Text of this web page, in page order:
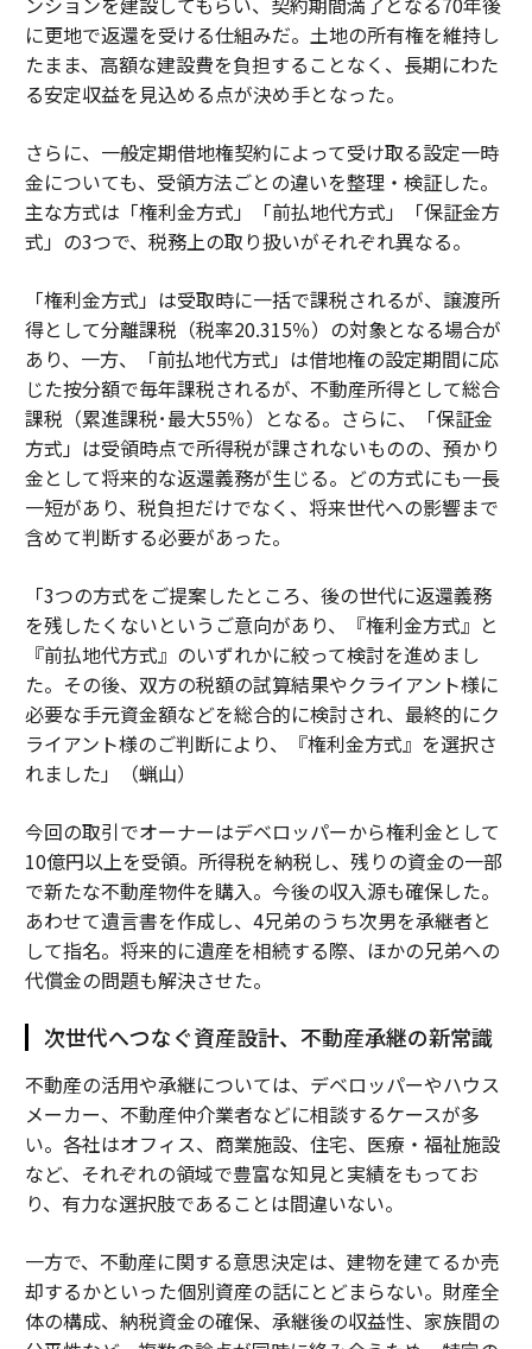
に更地で返還を受ける仕組みだ。土地の所有権を維持し
たまま、高額な建設費を負担することなく、長期にわた
る安定収益を見込める点が決め手となった。
さらに、一般定期借地権契約によって受け取る設定一時
金についても、受領方法ごとの違いを整理・検証した。
主な方式は「権利金方式」「前払地代方式」「保証金方
式」の3つで、税務上の取り扱いがそれぞれ異なる。
「権利金方式」は受取時に一括で課税されるが、譲渡所
得として分離課税（税率20.315％）の対象となる場合が
あり、一方、「前払地代方式」は借地権の設定期間に応
じた按分額で毎年課税されるが、不動産所得として総合
課税（累進課税･最大55％）となる。さらに、「保証金
方式」は受領時点で所得税が課されないものの、預かり
金として将来的な返還義務が生じる。どの方式にも一長
一短があり、税負担だけでなく、将来世代への影響まで
含めて判断する必要があった。
「3つの方式をご提案したところ、後の世代に返還義務
を残したくないというご意向があり、『権利金方式』と
『前払地代方式』のいずれかに絞って検討を進めまし
た。その後、双方の税額の試算結果やクライアント様に
必要な手元資金額などを総合的に検討され、最終的にク
ライアント様のご判断により、『権利金方式』を選択さ
れました」（蝋山）
今回の取引でオーナーはデベロッパーから権利金として
10億円以上を受領。所得税を納税し、残りの資金の一部
で新たな不動産物件を購入。今後の収入源も確保した。
あわせて遺言書を作成し、4兄弟のうち次男を承継者と
して指名。将来的に遺産を相続する際、ほかの兄弟への
代償金の問題も解決させた。
次世代へつなぐ資産設計、不動産承継の新常識
不動産の活用や承継については、デベロッパーやハウス
メーカー、不動産仲介業者などに相談するケースが多
い。各社はオフィス、商業施設、住宅、医療・福祉施設
など、それぞれの領域で豊富な知見と実績をもってお
り、有力な選択肢であることは間違いない。
一方で、不動産に関する意思決定は、建物を建てるか売
却するかといった個別資産の話にとどまらない。財産全
体の構成、納税資金の確保、承継後の収益性、家族間の